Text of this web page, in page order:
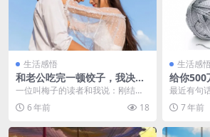
生活感悟
和老公吃完一顿饺子，我决定
离婚了！什么样的婚姻不必再
忍
一位叫梅子的读者和我说：刚结婚
那几年，她们夫妻最快乐的事就是
每天一起做饭。 男人...
6 年前 18
生活感悟
给你500
人 – 钱
最近有句
了我的想
针；15万
7 年前